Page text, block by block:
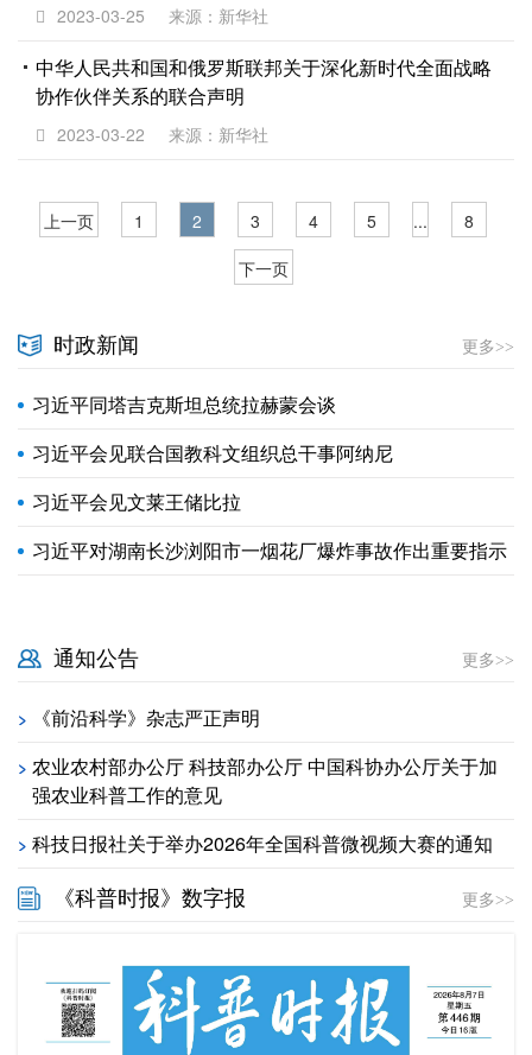
2023-03-25 来源：新华社
中华人民共和国和俄罗斯联邦关于深化新时代全面战略
协作伙伴关系的联合声明
2023-03-22 来源：新华社
上一页 1 2 3 4 5 ...
8
下一页
时政新闻 更多>>
习近平同塔吉克斯坦总统拉赫蒙会谈
习近平会见联合国教科文组织总干事阿纳尼
习近平会见文莱王储比拉
习近平对湖南长沙浏阳市一烟花厂爆炸事故作出重要指示
通知公告 更多>>
> 《前沿科学》杂志严正声明
> 农业农村部办公厅 科技部办公厅 中国科协办公厅关于加
强农业科普工作的意见
> 科技日报社关于举办2026年全国科普微视频大赛的通知
《科普时报》数字报 更多>>